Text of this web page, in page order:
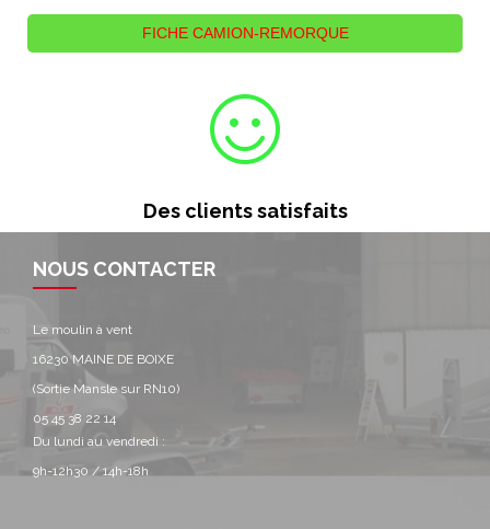
FICHE CAMION-REMORQUE
Des clients satisfaits
NOUS CONTACTER
Le moulin à vent
16230 MAINE DE BOIXE
(Sortie Mansle sur RN10)
05 45 38 22 14
Du lundi au vendredi :
9h-12h30 / 14h-18h